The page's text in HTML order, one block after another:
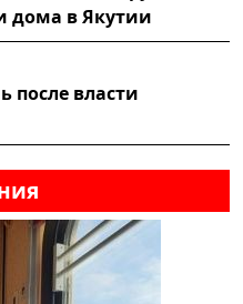
дома в Якутии
после власти